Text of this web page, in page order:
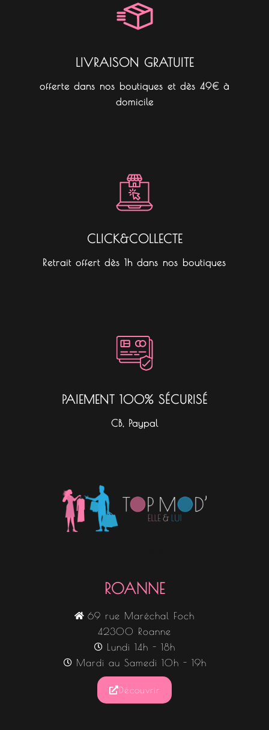
a
m
LIVRAISON GRATUITE
offerte dans nos boutiques et dès 49€ à
domicile
CLICK&COLLECTE
Retrait offert dès 1h dans nos boutiques
PAIEMENT 100% SÉCURISÉ
CB, Paypal
ROANNE
69 rue Maréchal Foch
42300 Roanne
Lundi 14h - 18h
Mardi au Samedi 10h - 19h
Découvrir